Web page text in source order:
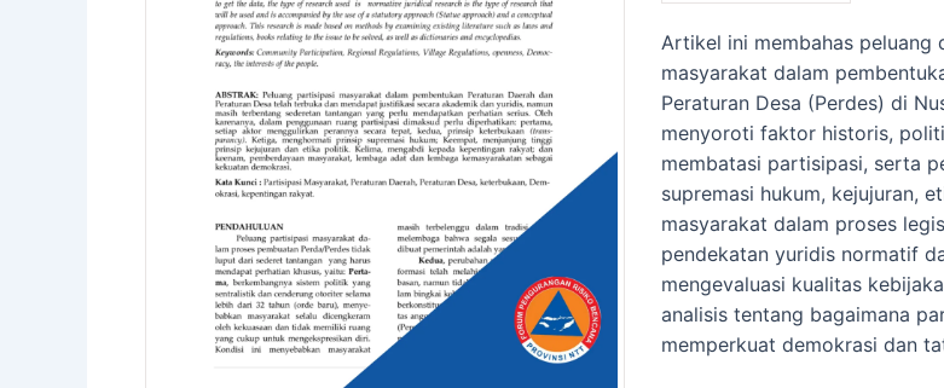
Artikel ini membahas peluang
masyarakat dalam
Peraturan Desa (Perdes) di
menyoroti faktor historis,
membatasi partisipasi, serta
supremasi hukum, kejujuran,
masyarakat dalam proses
pendekatan yuridis normatif
mengevaluasi kualitas
analisis tentang bagaimana
memperkuat demokrasi dan